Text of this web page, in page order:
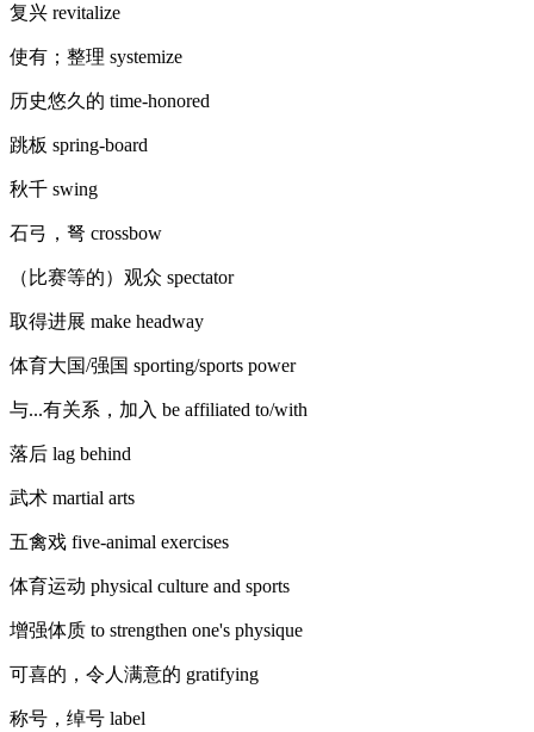
复兴 revitalize
使有；整理 systemize
历史悠久的 time-honored
跳板 spring-board
秋千 swing
石弓，弩 crossbow
（比赛等的）观众 spectator
取得进展 make headway
体育大国/强国 sporting/sports power
与...有关系，加入 be affiliated to/with
落后 lag behind
武术 martial arts
五禽戏 five-animal exercises
体育运动 physical culture and sports
增强体质 to strengthen one's physique
可喜的，令人满意的 gratifying
称号，绰号 label